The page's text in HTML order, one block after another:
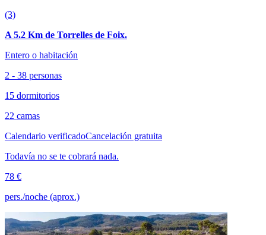
(3)
A 5.2 Km de Torrelles de Foix.
Entero o habitación
2 - 38 personas
15 dormitorios
22 camas
Calendario verificadoCancelación gratuita
Todavía no se te cobrará nada.
78 €
pers./noche (aprox.)